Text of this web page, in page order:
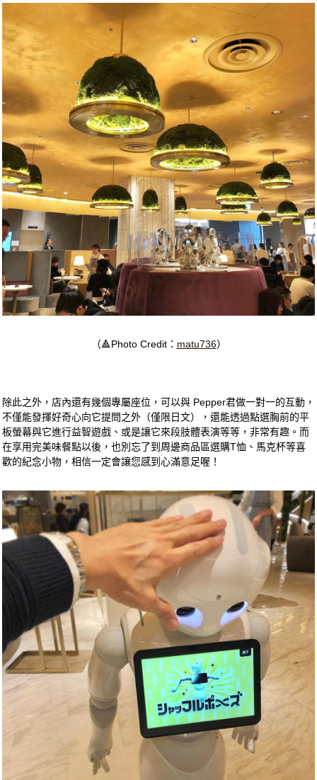
（🔺Photo Credit： matu736）
除此之外，店內還有幾個專屬座位，可以與 Pepper君做一對一的互動，
不僅能發揮好奇心向它提問之外（僅限日文），還能透過點選胸前的平
板螢幕與它進行益智遊戲、或是讓它來段肢體表演等等，非常有趣。而
在享用完美味餐點以後，也別忘了到周邊商品區選購T恤、馬克杯等喜
歡的紀念小物，相信一定會讓您感到心滿意足喔！